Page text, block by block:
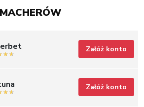
Załóż konto
Załóż konto